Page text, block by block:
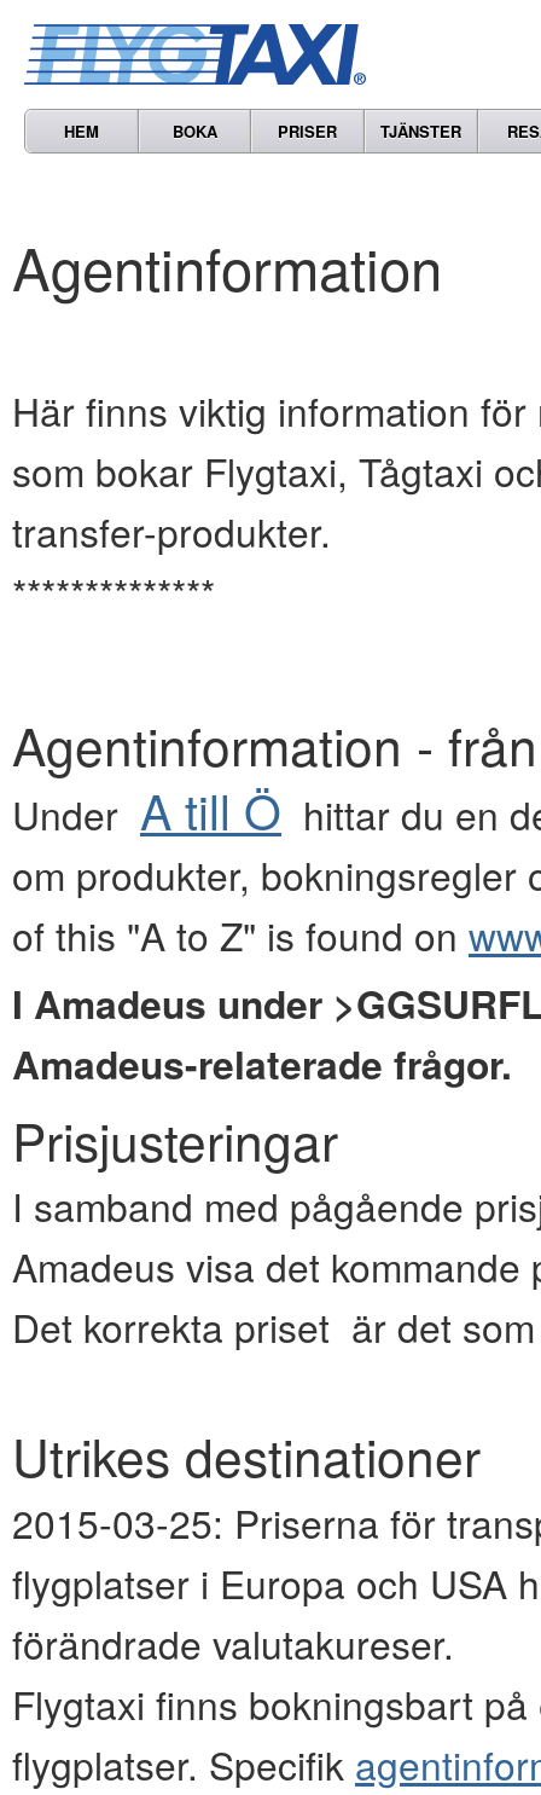
HEM BOKA PRISER TJÄNSTER
Agentinformation
Här finns viktig information
som bokar Flygtaxi, Tågtaxi
transfer-produkter.
**************
Agentinformation -
Under A till Ö hittar du en
om produkter, bokningsregler
of this "A to Z" is found on
I Amadeus under
Amadeus-relaterade frågor.
Prisjusteringar
I samband med pågående
Amadeus visa det
Det korrekta priset är det
Utrikes destinationer
2015-03-25: Priserna för
flygplatser i Europa och USA
förändrade valutakureser.
Flygtaxi finns bokningsbart
flygplatser. Specifik